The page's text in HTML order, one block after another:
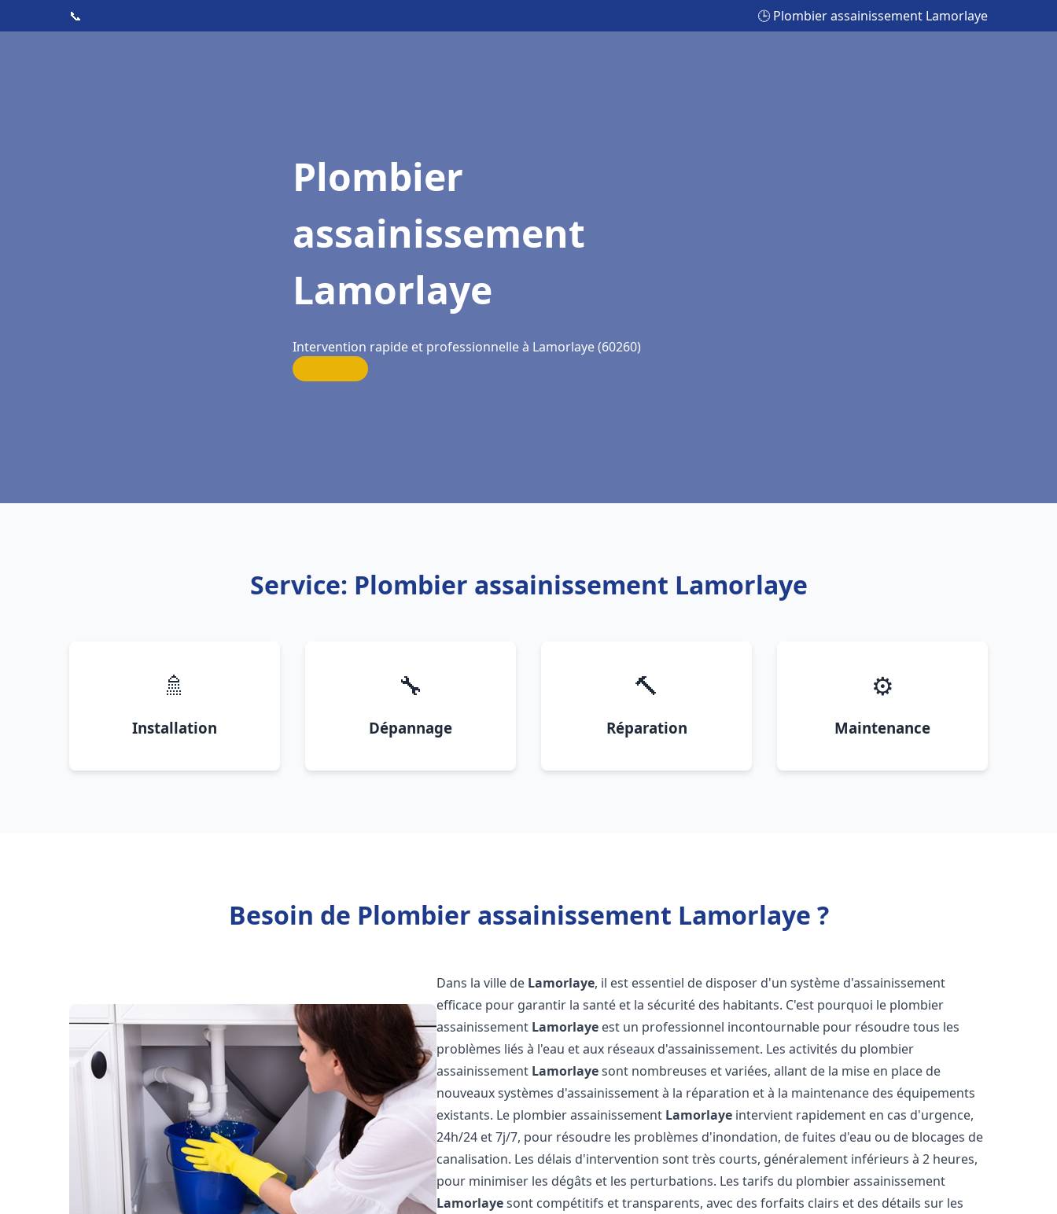
📞 🕒 Plombier assainissement Lamorlaye
Plombier
assainissement
Lamorlaye
Intervention rapide et professionnelle à Lamorlaye (60260)
Service: Plombier assainissement Lamorlaye
🚿
Installation
🔧
Dépannage
🔨
Réparation
⚙️
Maintenance
Besoin de Plombier assainissement Lamorlaye ?
Dans la ville de Lamorlaye, il est essentiel de disposer d'un système d'assainissement
efficace pour garantir la santé et la sécurité des habitants. C'est pourquoi le plombier
assainissement Lamorlaye est un professionnel incontournable pour résoudre tous les
problèmes liés à l'eau et aux réseaux d'assainissement. Les activités du plombier
assainissement Lamorlayesont nombreuses et variées, allant de la mise en place de
nouveaux systèmes d'assainissement à la réparation et à la maintenance des équipements
existants. Le plombier assainissement Lamorlaye intervient rapidement en cas d'urgence,
24h/24 et 7j/7, pour résoudre les problèmes d'inondation, de fuites d'eau ou de blocages de
canalisation. Les délais d'intervention sont très courts, généralement inférieurs à 2 heures,
pour minimiser les dégâts et les perturbations. Les tarifs du plombier assainissement
Lamorlayesont compétitifs et transparents, avec des forfaits clairs et des détails sur les